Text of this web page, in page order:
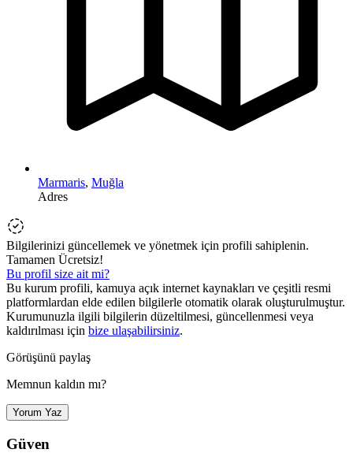
Marmaris, Muğla
Adres
Bilgilerinizi güncellemek ve yönetmek için profili sahiplenin.
Tamamen Ücretsiz!
Bu profil size ait mi?
Bu kurum profili, kamuya açık internet kaynakları ve çeşitli resmi
platformlardan elde edilen bilgilerle otomatik olarak oluşturulmuştur.
Kurumunuzla ilgili bilgilerin düzeltilmesi, güncellenmesi veya
kaldırılması için bize ulaşabilirsiniz.
Görüşünü paylaş
Memnun kaldın mı?
Yorum Yaz
Güven